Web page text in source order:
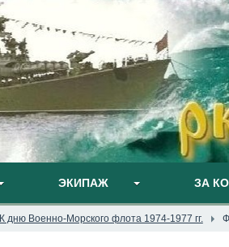
ЭКИПАЖ ЗА
К дню Военно-Морского флота 1974-1977 гг.